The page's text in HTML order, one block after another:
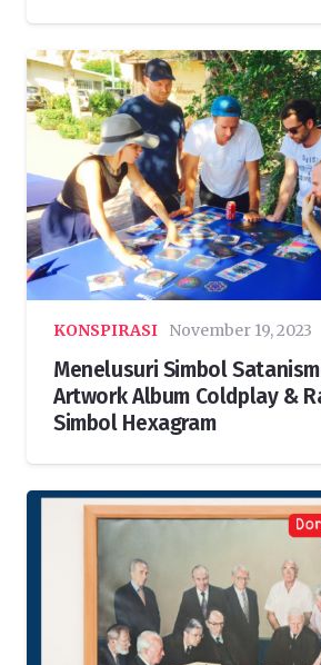
KONSPIRASI November 19, 2023
Menelusuri Simbol
Artwork Album Coldplay &
Simbol Hexagram